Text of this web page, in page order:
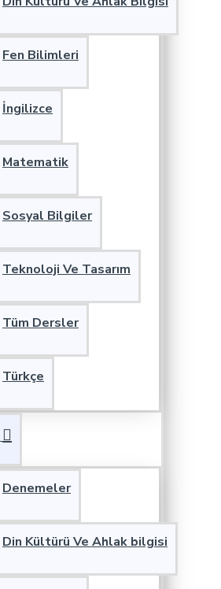
Fen Bilimleri
İngilizce
Matematik
Sosyal Bilgiler
Teknoloji Ve Tasarım
Tüm Dersler
Türkçe
Denemeler
Din Kültürü Ve Ahlak bilgisi